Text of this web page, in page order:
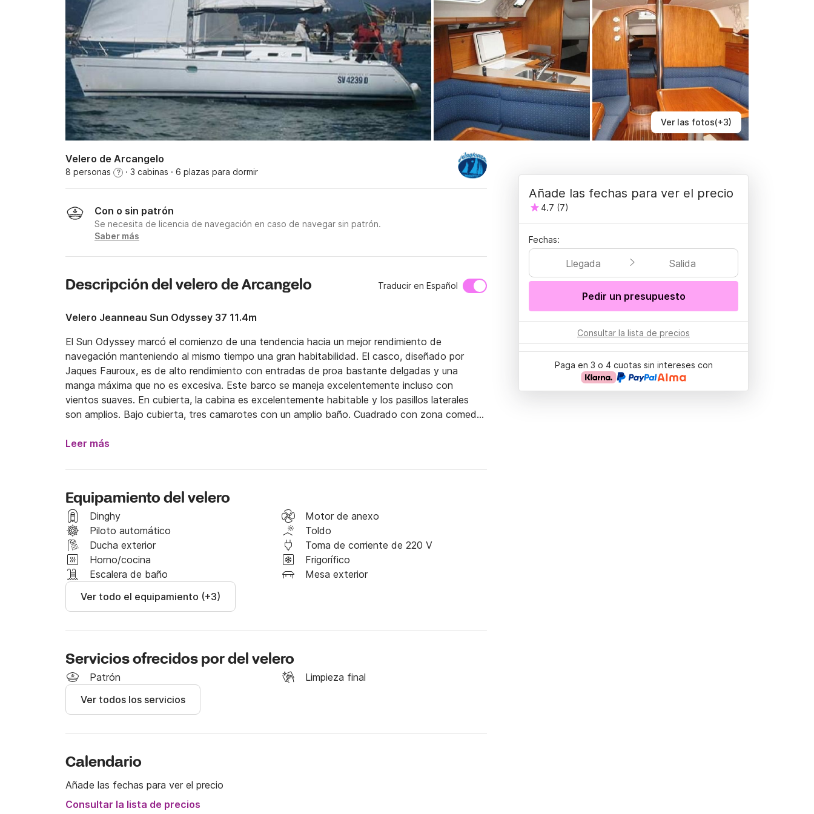
Ver las fotos(+3)
Velero de Arcangelo
8 personas ? · 3 cabinas · 6 plazas para dormir
Con o sin patrón
Se necesita de licencia de navegación en caso de navegar sin patrón.
Saber más
Descripción del velero de Arcangelo Traducir en Español
Velero Jeanneau Sun Odyssey 37 11.4m
El Sun Odyssey marcó el comienzo de una tendencia hacia un mejor rendimiento de
navegación manteniendo al mismo tiempo una gran habitabilidad. El casco, diseñado por
Jaques Fauroux, es de alto rendimiento con entradas de proa bastante delgadas y una
manga máxima que no es excesiva. Este barco se maneja excelentemente incluso con
vientos suaves. En cubierta, la cabina es excelentemente habitable y los pasillos laterales
son amplios. Bajo cubierta, tres camarotes con un amplio baño. Cuadrado con zona comedor
sin embargo, se encuentra una cocina en forma de L.
Este velero está equipado con todo lo necesario para navegar con total tranquilidad y
Portovenere, un tranquilo pueblo costero típicamente ligur. En las inmediaciones podrá
explorar los rincones más bellos de Cinque Terre o navegar hacia la más mundana Versilia.
Escríbeme ahora al Click&Boat para descubrir los servicios y promociones adicionales que
Leer más
Equipamiento del velero
Dinghy
Motor de anexo
Piloto automático
Toldo
Ducha exterior
Toma de corriente de 220 V
Horno/cocina
Frigorífico
Escalera de baño
Mesa exterior
Ver todo el equipamiento (+3)
Servicios ofrecidos por del velero
Patrón
Limpieza final
Ver todos los servicios
Calendario
Añade las fechas para ver el precio
Consultar la lista de precios
Añade las fechas para ver el precio
4.7 (7)
Fechas:
Llegada Salida
Pedir un presupuesto
Consultar la lista de precios
Paga en 3 o 4 cuotas sin intereses con